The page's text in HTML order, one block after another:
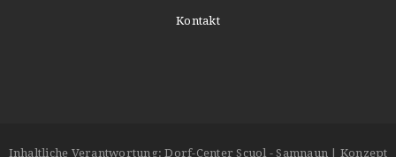
Kontakt
Inhaltliche Verantwortung: Dorf-Center Scuol - Samnaun | Konzept